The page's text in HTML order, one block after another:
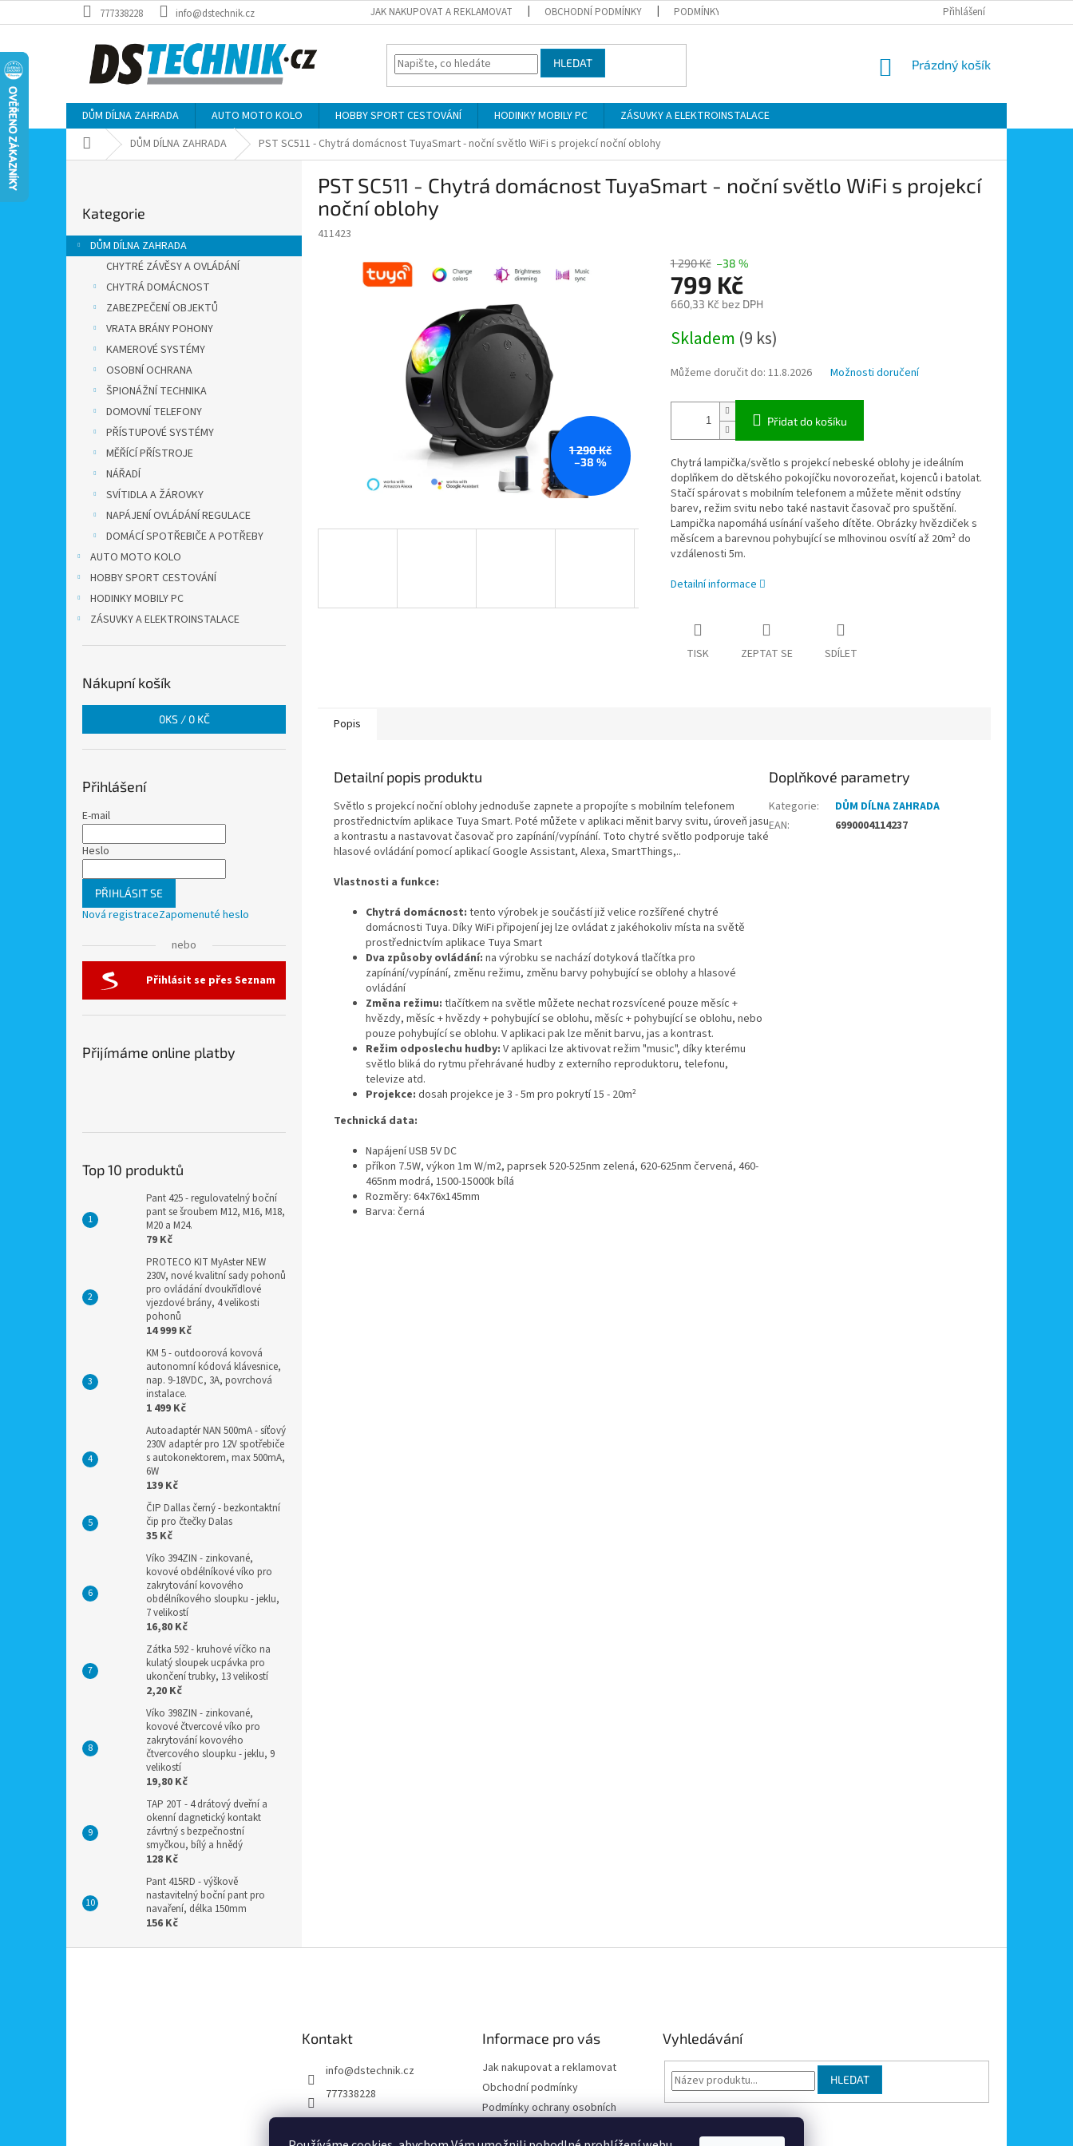
na
777338228 info@dstechnik.cz JAK NAKUPOVAT A REKLAMOVAT OBCHODNÍ PODMÍNKY PODMÍNKY OCHRANY OSOBNÍCH ÚDAJŮ MOJE OBJEDNÁVKA
Přihlášení
HLEDAT
NÁKUPNÍ
Prázdný košík
DŮM DÍLNA ZAHRADA AUTO MOTO KOLO HOBBY SPORT CESTOVÁNÍ HODINKY MOBILY PC
ZÁSUVKY A ELEKTROINSTALACE
Domů DŮM DÍLNA ZAHRADA PST SC511 - Chytrá domácnost TuyaSmart - noční světlo WiFi s projekcí noční oblohy
r
a
kategorie
Kategorie
DŮM DÍLNA ZAHRADA
CHYTRÉ ZÁVĚSY A OVLÁDÁNÍ
CHYTRÁ DOMÁCNOST
ZABEZPEČENÍ OBJEKTŮ
VRATA BRÁNY POHONY
KAMEROVÉ SYSTÉMY
OSOBNÍ OCHRANA
ŠPIONÁŽNÍ TECHNIKA
DOMOVNÍ TELEFONY
PŘÍSTUPOVÉ SYSTÉMY
MĚŘÍCÍ PŘÍSTROJE
NÁŘADÍ
SVÍTIDLA A ŽÁROVKY
NAPÁJENÍ OVLÁDÁNÍ REGULACE
DOMÁCÍ SPOTŘEBIČE A POTŘEBY
AUTO MOTO KOLO
HOBBY SPORT CESTOVÁNÍ
HODINKY MOBILY PC
ZÁSUVKY A ELEKTROINSTALACE
Nákupní košík
0KS / 0 KČ
Přihlášení
E-mail
Heslo
PŘIHLÁSIT SE
Nová registraceZapomenuté heslo
nebo
Přihlásit se přes Seznam
Přijímáme online platby
Top 10 produktů
Pant 425 - regulovatelný boční
pant se šroubem M12, M16, M18,
M20 a M24.
79 Kč
PROTECO KIT MyAster NEW
230V, nové kvalitní sady pohonů
pro ovládání dvoukřídlové
vjezdové brány, 4 velikosti
pohonů
14 999 Kč
KM 5 - outdoorová kovová
autonomní kódová klávesnice,
nap. 9-18VDC, 3A, povrchová
instalace.
1 499 Kč
Autoadaptér NAN 500mA - síťový
230V adaptér pro 12V spotřebiče
s autokonektorem, max 500mA,
6W
139 Kč
ČIP Dallas černý - bezkontaktní
čip pro čtečky Dalas
35 Kč
Víko 394ZIN - zinkované,
kovové obdélníkové víko pro
zakrytování kovového
obdélníkového sloupku - jeklu,
7 velikostí
16,80 Kč
Zátka 592 - kruhové víčko na
kulatý sloupek ucpávka pro
ukončení trubky, 13 velikostí
2,20 Kč
Víko 398ZIN - zinkované,
kovové čtvercové víko pro
zakrytování kovového
čtvercového sloupku - jeklu, 9
velikostí
19,80 Kč
TAP 20T - 4 drátový dveřní a
okenní dagnetický kontakt
závrtný s bezpečnostní
smyčkou, bílý a hnědý
128 Kč
Pant 415RD - výškově
nastavitelný boční pant pro
navaření, délka 150mm
156 Kč
PST SC511 - Chytrá domácnost TuyaSmart - noční světlo WiFi s projekcí
noční oblohy
411423
1 290 Kč
–38 %
1 290 Kč –38 %
799 Kč
660,33 Kč bez DPH
cena:
Skladem (9 ks)
Můžeme doručit do: 11.8.2026 Možnosti doručení
Přidat do košíku
Chytrá lampička/světlo s projekcí nebeské oblohy je ideálním
doplňkem do dětského pokojíčku novorozeňat, kojenců i batolat.
Stačí spárovat s mobilním telefonem a můžete měnit odstíny
barev, režim svitu nebo také nastavit časovač pro spuštění.
Lampička napomáhá usínání vašeho dítěte. Obrázky hvězdiček s
měsícem a barevnou pohybující se mlhovinou osvítí až 20m² do
vzdálenosti 5m.
Detailní informace
TISK ZEPTAT SE SDÍLET
Popis
Detailní popis produktu
Světlo s projekcí noční oblohy jednoduše zapnete a propojíte s mobilním telefonem
prostřednictvím aplikace Tuya Smart. Poté můžete v aplikaci měnit barvy svitu, úroveň jasu
a kontrastu a nastavovat časovač pro zapínání/vypínání. Toto chytré světlo podporuje také
hlasové ovládání pomocí aplikací Google Assistant, Alexa, SmartThings,..
Vlastnosti a funkce:
Chytrá domácnost: tento výrobek je součástí již velice rozšířené chytré
domácnosti Tuya. Díky WiFi připojení jej lze ovládat z jakéhokoliv místa na světě
prostřednictvím aplikace Tuya Smart
Dva způsoby ovládání: na výrobku se nachází dotyková tlačítka pro
zapínání/vypínání, změnu režimu, změnu barvy pohybující se oblohy a hlasové
ovládání
Změna režimu: tlačítkem na světle můžete nechat rozsvícené pouze měsíc +
hvězdy, měsíc + hvězdy + pohybující se oblohu, měsíc + pohybující se oblohu, nebo
pouze pohybující se oblohu. V aplikaci pak lze měnit barvu, jas a kontrast.
Režim odposlechu hudby: V aplikaci lze aktivovat režim "music", díky kterému
světlo bliká do rytmu přehrávané hudby z externího reproduktoru, telefonu,
televize atd.
Projekce: dosah projekce je 3 - 5m pro pokrytí 15 - 20m²
Technická data:
Napájení USB 5V DC
příkon 7.5W, výkon 1m W/m2, paprsek 520-525nm zelená, 620-625nm červená, 460-
465nm modrá, 1500-15000k bílá
Rozměry: 64x76x145mm
Barva: černá
Doplňkové parametry
Kategorie:
DŮM DÍLNA ZAHRADA
EAN: 6990004114237
Kontakt
info@dstechnik.cz
777338228
Informace pro vás
Jak nakupovat a reklamovat
Obchodní podmínky
Podmínky ochrany osobních
Kontakty
Vyhledávání
HLEDAT